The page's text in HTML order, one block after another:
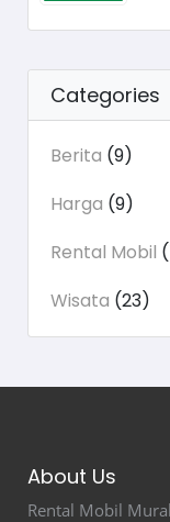
Categories
Berita (9)
Harga (9)
Rental Mobil
Wisata (23)
About Us
Rental Mobil